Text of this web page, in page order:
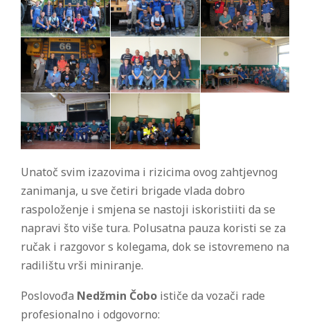
Unatoč svim izazovima i rizicima ovog zahtjevnog
zanimanja, u sve četiri brigade vlada dobro
raspoloženje i smjena se nastoji iskoristiiti da se
napravi što više tura. Polusatna pauza koristi se za
ručak i razgovor s kolegama, dok se istovremeno na
radilištu vrši miniranje.
Poslovođa Nedžmin Čobo ističe da vozači rade
profesionalno i odgovorno: